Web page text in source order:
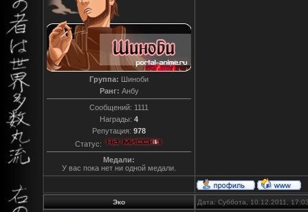
Группа: Шиноби
Ранг: Анбу
Сообщений: 1111
Награды: 4
Репутация: 978
Статус:
Медали:
У вас пока нет ни одной медали.
Эко Дата: Суббота, 10.12.2011,